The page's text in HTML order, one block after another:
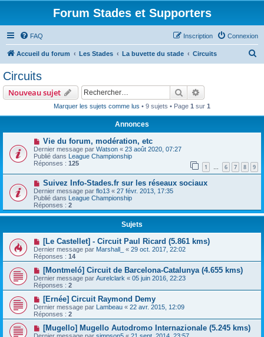
Forum Stades et Supporters
FAQ Connexion
Inscription
Accueil du forum Les Stades La buvette du stade Circuits
Circuits
Nouveau sujet Rechercher
Marquer les sujets comme lus • 9 sujets • Page 1 sur 1
Annonces
Vie du forum, modération, etc
Dernier message par Watson « 23 août 2020, 07:27
Publié dans League Championship
Réponses : 125 1 … 6 7 8 9
Suivez Info-Stades.fr sur les réseaux sociaux
Dernier message par flo13 « 27 févr. 2013, 17:35
Publié dans League Championship
Réponses : 2
Sujets
[Le Castellet] - Circuit Paul Ricard (5.861 kms)
Dernier message par Marshall_ « 29 oct. 2017, 22:02
Réponses : 14
[Montmeló] Circuit de Barcelona-Catalunya (4.655 kms)
Dernier message par Aurelclark « 05 juin 2016, 22:23
Réponses : 2
[Ernée] Circuit Raymond Demy
Dernier message par Lambeau « 22 avr. 2015, 12:09
Réponses : 2
[Mugello] Mugello Autodromo Internazionale (5.245 kms)